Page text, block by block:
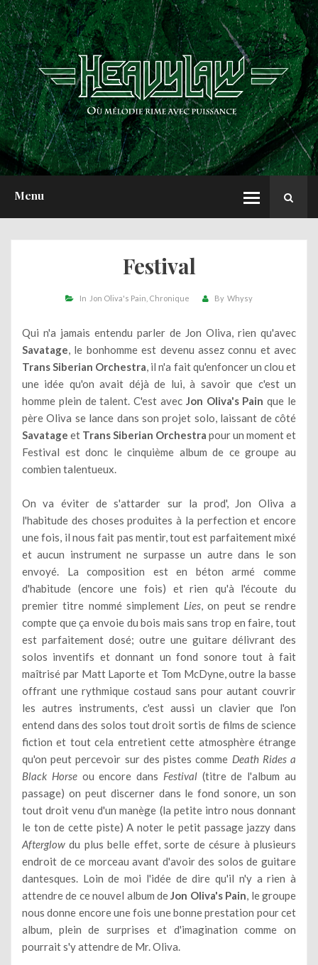
Menu
ACCUEIL
NEWS
CHRONIQUES
INTERVIEWS
REPORTS
A PROPOS
Festival
In Jon Oliva's Pain Chronique By Whysy
Qui n'a jamais entendu parler de Jon Oliva, rien qu'avec
Savatage, le bonhomme est devenu assez connu et avec
Trans Siberian Orchestra, il n'a fait qu'enfoncer un clou et
une idée qu'on avait déjà de lui, à savoir que c'est un
homme plein de talent. C'est avec Jon Oliva's Pain que le
père Oliva se lance dans son projet solo, laissant de côté
Savatage et Trans Siberian Orchestra pour un moment et
Festival est donc le cinquième album de ce groupe au
combien talentueux.
On va éviter de s'attarder sur la prod', Jon Oliva a
l'habitude des choses produites à la perfection et encore
une fois, il nous fait pas mentir, tout est parfaitement mixé
et aucun instrument ne surpasse un autre dans le son
envoyé. La composition est en béton armé comme
d'habitude (encore une fois) et rien qu'à l'écoute du
premier titre nommé simplement Lies, on peut se rendre
compte que ça envoie du bois mais sans trop en faire, tout
est parfaitement dosé; outre une guitare délivrant des
solos inventifs et donnant un fond sonore tout à fait
maîtrisé par Matt Laporte et Tom McDyne, outre la basse
offrant une rythmique costaud sans pour autant couvrir
les autres instruments, c'est aussi un clavier que l'on
entend dans des solos tout droit sortis de films de science
fiction et tout cela entretient cette atmosphère étrange
qu'on peut percevoir sur des pistes comme Death Rides a
Black Horseou encore dans Festival(titre de l'album au
passage) on peut discerner dans le fond sonore, un son
tout droit venu d'un manège (la petite intro nous donnant
le ton de cette piste) A noter le petit passage jazzy dans
Afterglow du plus belle effet, sorte de césure à plusieurs
endroit de ce morceau avant d'avoir des solos de guitare
dantesques. Loin de moi l'idée de dire qu'il n'y a rien à
attendre de ce nouvel album deJon Oliva's Pain, le groupe
nous donne encore une fois une bonne prestation pour cet
album, plein de surprises et d'imagination comme on
pourrait s'y attendre de Mr. Oliva.